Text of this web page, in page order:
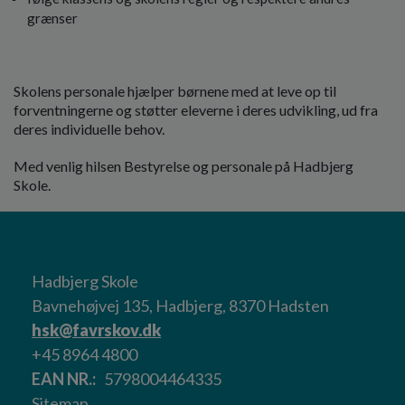
grænser
Skolens personale hjælper børnene med at leve op til
forventningerne og støtter eleverne i deres udvikling, ud fra
deres individuelle behov.
Med venlig hilsen Bestyrelse og personale på Hadbjerg
Skole.
Hadbjerg Skole
Bavnehøjvej 135, Hadbjerg, 8370 Hadsten
hsk@favrskov.dk
+45 8964 4800
EAN NR.
5798004464335